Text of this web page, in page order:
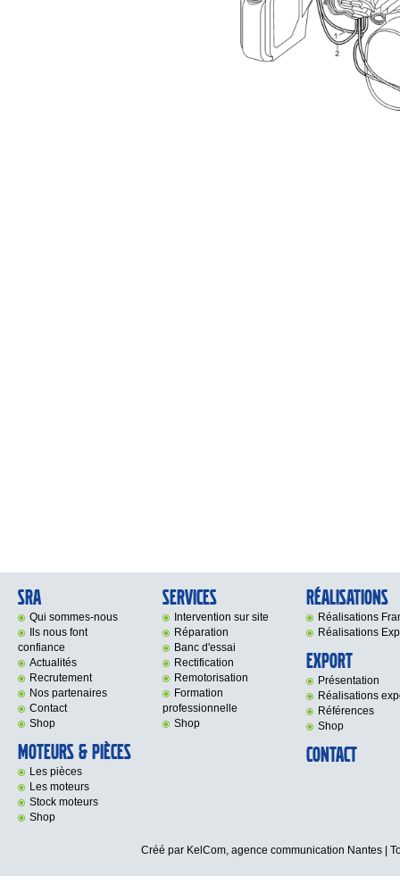
SRA
Qui sommes-nous
Ils nous font
confiance
Actualités
Recrutement
Nos partenaires
Contact
Shop
Moteurs & Pièces
Les pièces
Les moteurs
Stock moteurs
Shop
Services
Intervention sur site
Réparation
Banc d'essai
Rectification
Remotorisation
Formation
professionnelle
Shop
Réalisations
Réalisations
Réalisations
Export
Présentation
Réalisations
Références
Shop
Contact
Créé par KelCom, agence communication Nantes |